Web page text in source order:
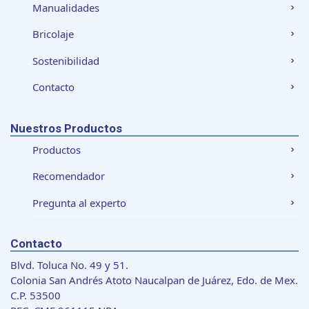
Manualidades
Bricolaje
Sostenibilidad
Contacto
Nuestros Productos
Productos
Recomendador
Pregunta al experto
Contacto
Blvd. Toluca No. 49 y 51.
Colonia San Andrés Atoto Naucalpan de Juárez, Edo. de Mex.
C.P. 53500